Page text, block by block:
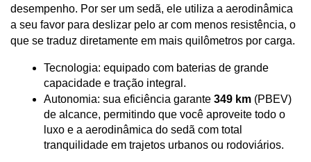
desempenho. Por ser um sedã, ele utiliza a aerodinâmica
a seu favor para deslizar pelo ar com menos resistência, o
que se traduz diretamente em mais quilômetros por carga.
Tecnologia: equipado com baterias de grande
capacidade e tração integral.
Autonomia: sua eficiência garante 349 km (PBEV)
de alcance, permitindo que você aproveite todo o
luxo e a aerodinâmica do sedã com total
tranquilidade em trajetos urbanos ou rodoviários.